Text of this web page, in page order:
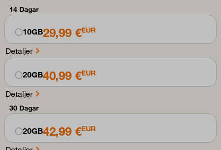
14 Dagar
10GB29,99 €EUR
Detaljer
20GB40,99 €EUR
Detaljer
30 Dagar
20GB42,99 €EUR